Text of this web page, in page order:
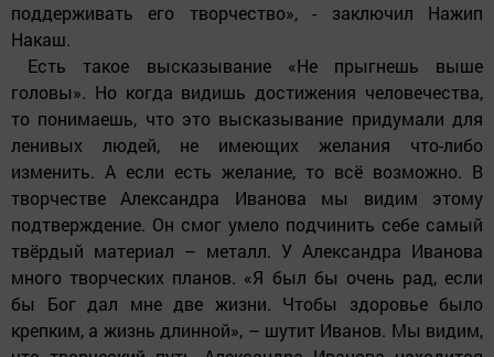
поддерживать его творчество», - заключил Нажип
Накаш.
Есть такое высказыва­ние «Не прыгнешь выше
головы». Но когда видишь достижения человечества,
то понимаешь, что это вы­сказывание придумали для
ленивых людей, не име­ющих желания что-либо
изменить. А если есть жела­ние, то всё возможно. В
творчестве Александра Ива­нова мы видим этому
подтверждение. Он смог умело подчинить себе самый
твёрдый материал – металл. У Александра Иванова
много творческих планов. «Я был бы очень рад, если
бы Бог дал мне две жизни. Чтобы здоровье было
крепким, а жизнь длинной», – шутит Иванов. Мы видим,